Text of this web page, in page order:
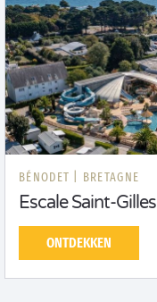
BÉNODET | BRETAGNE
Escale Saint-Gilles
ONTDEKKEN